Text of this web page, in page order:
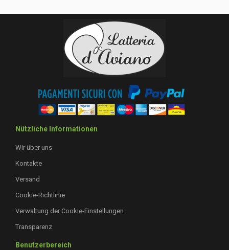
Nützliche Informationen
Wir über uns
Kontakte
Versand
Cookie-Richtlinie
Verwaltung der Cookie-Einstellungen
Transparenz
Benutzerbereich